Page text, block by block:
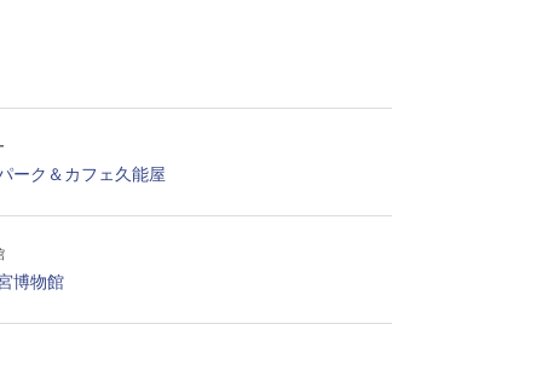
ーク＆カフェ久能屋
博物館